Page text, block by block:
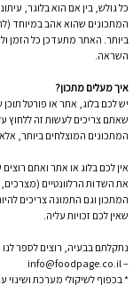
כל גולש, בין אם הוא בלוגר,
המתכונים שהוא אהב במיוחד
ביותר. האתר מתעדכן כל הזמן
השראה.
איך מעלים מתכון?
יש לכם בלוג, אתר או פורטל
שאתם צריכים לעשות זה ללחוץ
המתכונים המוצלחים ביותר,
אין לכם בלוג או אתר ואתם
את השדות הרלוונטיים
המתכון וגם התמונה צריכים
שאין לכם זכויות עליה.
נתקלתם בבעיה, רוצים לספר
– info@foodpage.co.il
* בכפוף לשיקולי מערכת ושינוי